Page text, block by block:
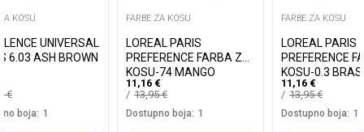
KOSU
UNIVERSAL
6.03 ASH BROWN
€
boja: 1
FARBE ZA KOSU
LOREAL PARIS
PREFERENCE FARBA ZA
KOSU-74 MANGO
INTENSE COOPER
11,16 €
13,95€
Dostupno boja: 1
FARBE ZA KOSU
LOREAL PARIS
PREFERENCE
KOSU-0.3
DARK BROWN
11,16 €
13,95€
Dostupno boja: 1